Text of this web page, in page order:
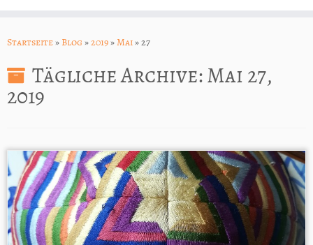
Inhalt
Startseite» Blog »2019»Mai»27
Tägliche Archive:Mai 27,
2019